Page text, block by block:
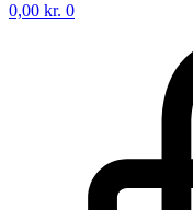
0,00 kr. 0